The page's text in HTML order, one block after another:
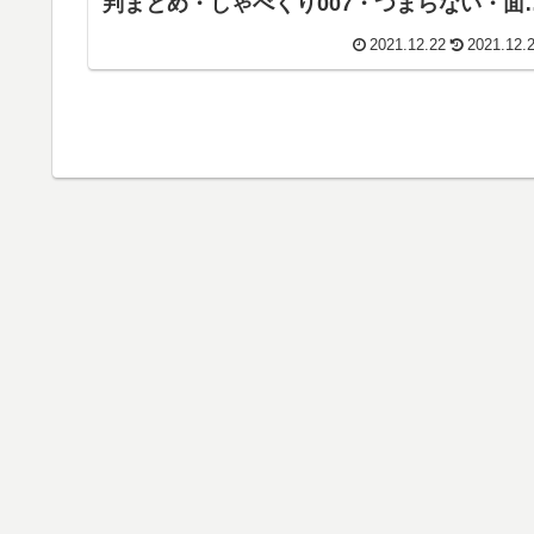
い・ななもり。・ジェル・さとみ・ころん・
るぅと・莉犬・すとろべりーぷりんす・ツイ
2021.12.22